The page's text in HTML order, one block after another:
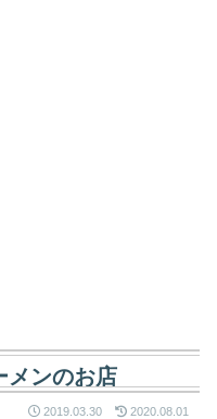
メンのお店
2019.03.30 2020.08.01